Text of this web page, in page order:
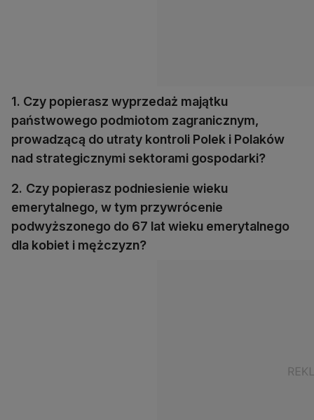
1. Czy popierasz wyprzedaż majątku
państwowego podmiotom zagranicznym,
prowadzącą do utraty kontroli Polek i Polaków
nad strategicznymi sektorami gospodarki?
2. Czy popierasz podniesienie wieku
emerytalnego, w tym przywrócenie
podwyższonego do 67 lat wieku emerytalnego
dla kobiet i mężczyzn?